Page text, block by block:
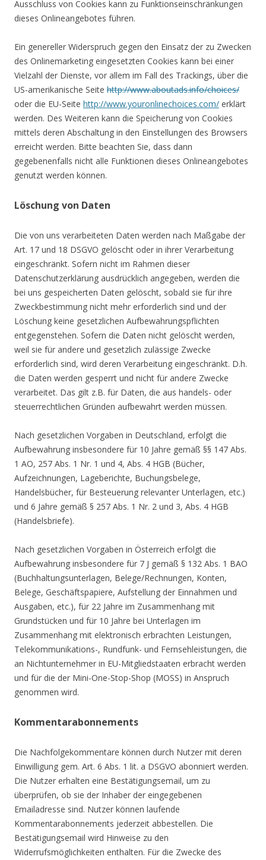
Ausschluss von Cookies kann zu Funktionseinschränkungen
dieses Onlineangebotes führen.
Ein genereller Widerspruch gegen den Einsatz der zu Zwecken
des Onlinemarketing eingesetzten Cookies kann bei einer
Vielzahl der Dienste, vor allem im Fall des Trackings, über die
US-amerikanische Seite http://www.aboutads.info/choices/
oder die EU-Seite http://www.youronlinechoices.com/ erklärt
werden. Des Weiteren kann die Speicherung von Cookies
mittels deren Abschaltung in den Einstellungen des Browsers
erreicht werden. Bitte beachten Sie, dass dann
gegebenenfalls nicht alle Funktionen dieses Onlineangebotes
genutzt werden können.
Löschung von Daten
Die von uns verarbeiteten Daten werden nach Maßgabe der
Art. 17 und 18 DSGVO gelöscht oder in ihrer Verarbeitung
eingeschränkt. Sofern nicht im Rahmen dieser
Datenschutzerklärung ausdrücklich angegeben, werden die
bei uns gespeicherten Daten gelöscht, sobald sie für ihre
Zweckbestimmung nicht mehr erforderlich sind und der
Löschung keine gesetzlichen Aufbewahrungspflichten
entgegenstehen. Sofern die Daten nicht gelöscht werden,
weil sie für andere und gesetzlich zulässige Zwecke
erforderlich sind, wird deren Verarbeitung eingeschränkt. D.h.
die Daten werden gesperrt und nicht für andere Zwecke
verarbeitet. Das gilt z.B. für Daten, die aus handels- oder
steuerrechtlichen Gründen aufbewahrt werden müssen.
Nach gesetzlichen Vorgaben in Deutschland, erfolgt die
Aufbewahrung insbesondere für 10 Jahre gemäß §§ 147 Abs.
1 AO, 257 Abs. 1 Nr. 1 und 4, Abs. 4 HGB (Bücher,
Aufzeichnungen, Lageberichte, Buchungsbelege,
Handelsbücher, für Besteuerung relevanter Unterlagen, etc.)
und 6 Jahre gemäß § 257 Abs. 1 Nr. 2 und 3, Abs. 4 HGB
(Handelsbriefe).
Nach gesetzlichen Vorgaben in Österreich erfolgt die
Aufbewahrung insbesondere für 7 J gemäß § 132 Abs. 1 BAO
(Buchhaltungsunterlagen, Belege/Rechnungen, Konten,
Belege, Geschäftspapiere, Aufstellung der Einnahmen und
Ausgaben, etc.), für 22 Jahre im Zusammenhang mit
Grundstücken und für 10 Jahre bei Unterlagen im
Zusammenhang mit elektronisch erbrachten Leistungen,
Telekommunikations-, Rundfunk- und Fernsehleistungen, die
an Nichtunternehmer in EU-Mitgliedstaaten erbracht werden
und für die der Mini-One-Stop-Shop (MOSS) in Anspruch
genommen wird.
Kommentarabonnements
Die Nachfolgekommentare können durch Nutzer mit deren
Einwilligung gem. Art. 6 Abs. 1 lit. a DSGVO abonniert werden.
Die Nutzer erhalten eine Bestätigungsemail, um zu
überprüfen, ob sie der Inhaber der eingegebenen
Emailadresse sind. Nutzer können laufende
Kommentarabonnements jederzeit abbestellen. Die
Bestätigungsemail wird Hinweise zu den
Widerrufsmöglichkeiten enthalten. Für die Zwecke des